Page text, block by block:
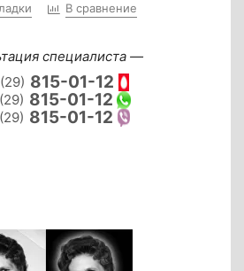
В сравнение
специалиста —
815-01-12
815-01-12
815-01-12